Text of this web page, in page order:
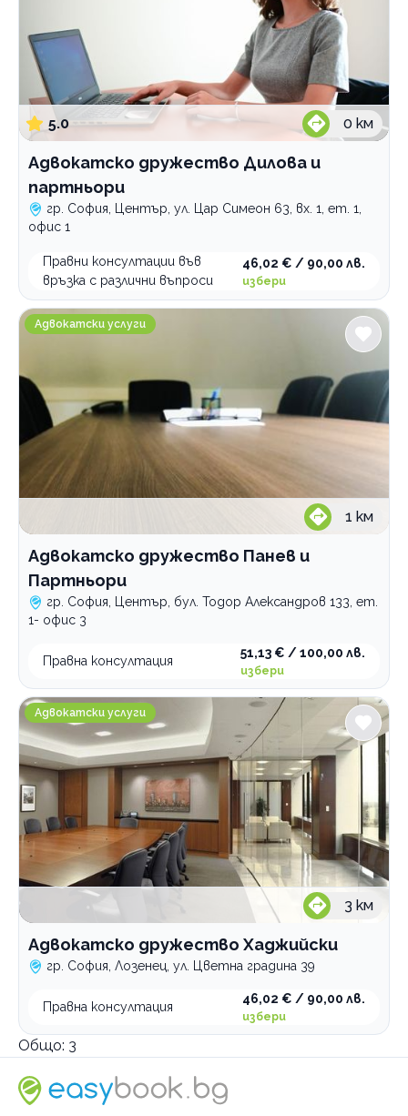
5.0 0 км
Адвокатско дружество Дилова и
партньори
гр. София, Център, ул. Цар Симеон 63, вх. 1, ет. 1,
офис 1
Правни консултации във
връзка с различни въпроси
46,02 € / 90,00 лв.
избери
Адвокатско дружество Панев и Партньори
Адвокатски услуги
1 км
Адвокатско дружество Панев и
Партньори
гр. София, Център, бул. Тодор Александров 133, ет.
1- офис 3
Правна консултация
51,13 € / 100,00 лв.
избери
Адвокатско дружество Хаджийски
Адвокатски услуги
3 км
Адвокатско дружество Хаджийски
гр. София, Лозенец, ул. Цветна градина 39
Правна консултация
46,02 € / 90,00 лв.
избери
Общо: 3
Адвокатски консултации
правна консултация
правни услуги
Категории
Дигитален маркетинг
Нотариуси и нотариуални услуги
Адвокатски услуги
Счетоводство
Преводи и легализация на документи
Печат, предпечат, довършителни дейности
Професионални дезинфекциращи препарати
Зали за събития
Професионални консултации
По домовете